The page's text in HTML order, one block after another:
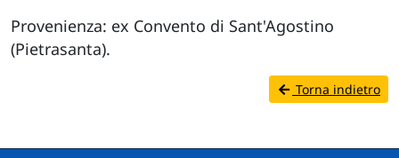
Provenienza: ex Convento di Sant'Agostino
(Pietrasanta).
Torna indietro